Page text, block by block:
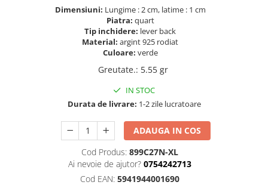
Dimensiuni: Lungime : 2 cm, latime : 1 cm
Piatra: quart
Tip inchidere: lever back
Material: argint 925 rodiat
Culoare: verde
Greutate.: 5.55 gr
IN STOC
Durata de livrare: 1-2 zile lucratoare
ADAUGA IN COS
Cod Produs: 899C27N-XL
Ai nevoie de ajutor? 0754242713
Cod EAN: 5941944001690